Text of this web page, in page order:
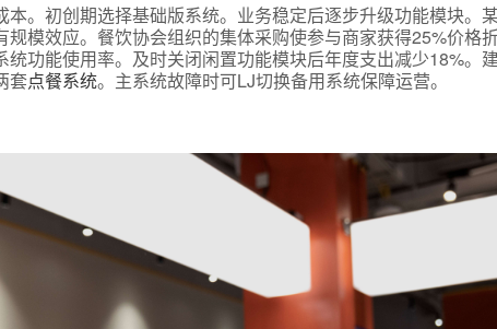
。初创期选择基础版系统。业务稳定后逐步升级功能模块。
规模效应。餐饮协会组织的集体采购使参与商家获得25%价格
统功能使用率。及时关闭闲置功能模块后年度支出减少18%。
套点餐系统。主系统故障时可LJ切换备用系统保障运营。
*所属业态